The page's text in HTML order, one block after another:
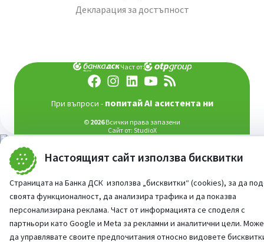
Настоящият сайт използва бисквитки
Страницата на Банка ДСК използва „бисквитки“ (cookies), за да
своята функционалност, да анализира трафика и да показва
персонализирана реклама. Част от информацията се споделя с
партньори като Google и Meta за рекламни и аналитични цели.
да управлявате своите предпочитания относно видовете
Декларация за достъпност
Част от:
При въпроси - попитай AI асистента ни
© 2026Всички права запазени
Сайт от: StudioX